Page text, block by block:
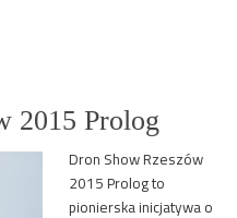
2015 Prolog
Dron Show Rzeszów
2015 Prolog to
pionierska inicjatywa o